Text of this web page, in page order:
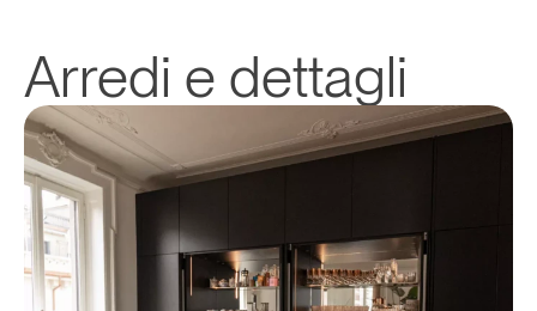
Arredi e dettagli